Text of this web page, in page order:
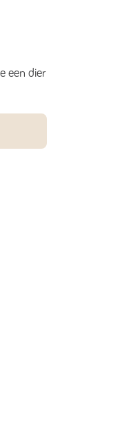
een dier